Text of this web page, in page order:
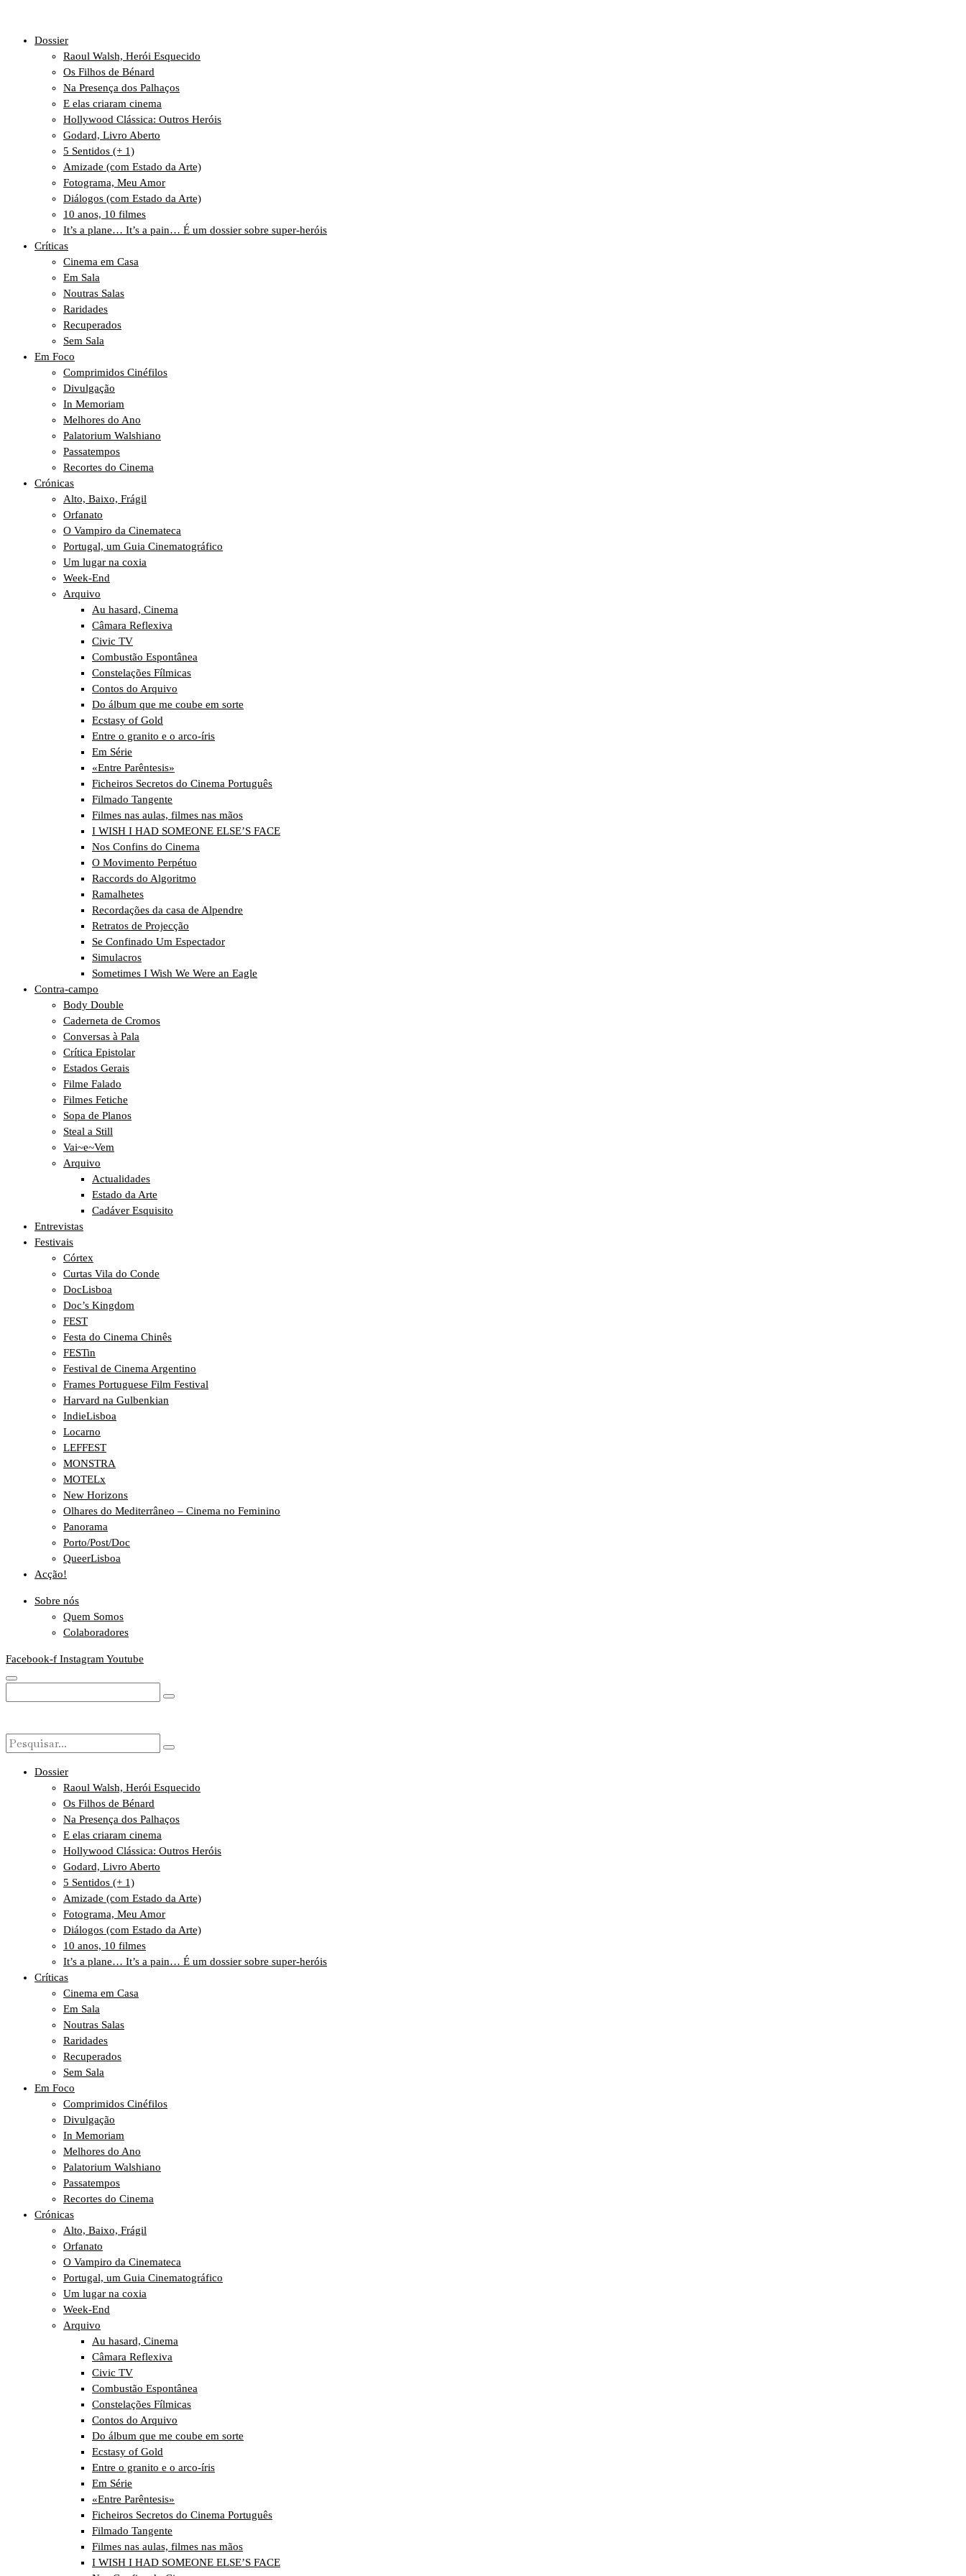
Dossier
Raoul Walsh, Herói Esquecido
Os Filhos de Bénard
Na Presença dos Palhaços
E elas criaram cinema
Hollywood Clássica: Outros Heróis
Godard, Livro Aberto
5 Sentidos (+ 1)
Amizade (com Estado da Arte)
Fotograma, Meu Amor
Diálogos (com Estado da Arte)
10 anos, 10 filmes
It’s a plane… It’s a pain… É um dossier sobre super-heróis
Críticas
Cinema em Casa
Em Sala
Noutras Salas
Raridades
Recuperados
Sem Sala
Em Foco
Comprimidos Cinéfilos
Divulgação
In Memoriam
Melhores do Ano
Palatorium Walshiano
Passatempos
Recortes do Cinema
Crónicas
Alto, Baixo, Frágil
Orfanato
O Vampiro da Cinemateca
Portugal, um Guia Cinematográfico
Um lugar na coxia
Week-End
Arquivo
Au hasard, Cinema
Câmara Reflexiva
Civic TV
Combustão Espontânea
Constelações Fílmicas
Contos do Arquivo
Do álbum que me coube em sorte
Ecstasy of Gold
Entre o granito e o arco-íris
Em Série
«Entre Parêntesis»
Ficheiros Secretos do Cinema Português
Filmado Tangente
Filmes nas aulas, filmes nas mãos
I WISH I HAD SOMEONE ELSE’S FACE
Nos Confins do Cinema
O Movimento Perpétuo
Raccords do Algoritmo
Ramalhetes
Recordações da casa de Alpendre
Retratos de Projecção
Se Confinado Um Espectador
Simulacros
Sometimes I Wish We Were an Eagle
Contra-campo
Body Double
Caderneta de Cromos
Conversas à Pala
Crítica Epistolar
Estados Gerais
Filme Falado
Filmes Fetiche
Sopa de Planos
Steal a Still
Vai~e~Vem
Arquivo
Actualidades
Estado da Arte
Cadáver Esquisito
Entrevistas
Festivais
Córtex
Curtas Vila do Conde
DocLisboa
Doc’s Kingdom
FEST
Festa do Cinema Chinês
FESTin
Festival de Cinema Argentino
Frames Portuguese Film Festival
Harvard na Gulbenkian
IndieLisboa
Locarno
LEFFEST
MONSTRA
MOTELx
New Horizons
Olhares do Mediterrâneo – Cinema no Feminino
Panorama
Porto/Post/Doc
QueerLisboa
Acção!
Sobre nós
Quem Somos
Colaboradores
Facebook-f Instagram Youtube
Dossier
Raoul Walsh, Herói Esquecido
Os Filhos de Bénard
Na Presença dos Palhaços
E elas criaram cinema
Hollywood Clássica: Outros Heróis
Godard, Livro Aberto
5 Sentidos (+ 1)
Amizade (com Estado da Arte)
Fotograma, Meu Amor
Diálogos (com Estado da Arte)
10 anos, 10 filmes
It’s a plane… It’s a pain… É um dossier sobre super-heróis
Críticas
Cinema em Casa
Em Sala
Noutras Salas
Raridades
Recuperados
Sem Sala
Em Foco
Comprimidos Cinéfilos
Divulgação
In Memoriam
Melhores do Ano
Palatorium Walshiano
Passatempos
Recortes do Cinema
Crónicas
Alto, Baixo, Frágil
Orfanato
O Vampiro da Cinemateca
Portugal, um Guia Cinematográfico
Um lugar na coxia
Week-End
Arquivo
Au hasard, Cinema
Câmara Reflexiva
Civic TV
Combustão Espontânea
Constelações Fílmicas
Contos do Arquivo
Do álbum que me coube em sorte
Ecstasy of Gold
Entre o granito e o arco-íris
Em Série
«Entre Parêntesis»
Ficheiros Secretos do Cinema Português
Filmado Tangente
Filmes nas aulas, filmes nas mãos
I WISH I HAD SOMEONE ELSE’S FACE